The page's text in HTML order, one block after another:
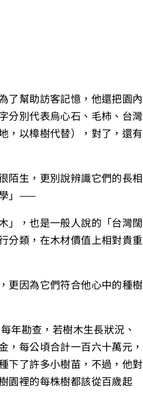
幫助訪客記憶，他還把園內
別代表烏心石、毛柿、台灣
以樟樹代替），對了，還有
生，更別說辨識它們的長相
」——
，也是一般人說的「台灣闊
類，在木材價值上相對貴重
更因為它們符合他心中的種樹
年勘查，若樹木生長狀況、
每公頃合計一百六十萬元，
了許多小樹苗，不過，他對
園裡的每株樹都該從百歲起